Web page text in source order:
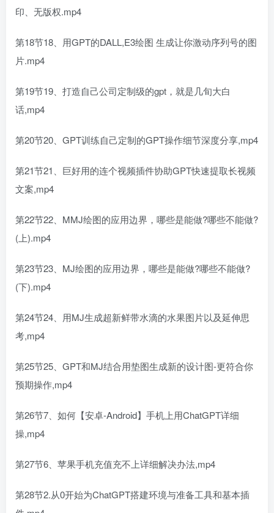
印、无版权.mp4
第18节18、用GPT的DALL,E3绘图 生成让你激动序列号的图
片.mp4
第19节19、打造自己公司定制级的gpt，就是几旬大白
话,mp4
第20节20、GPT训练自己定制的GPT操作细节深度分享,mp4
第21节21、巨好用的连个视频插件协助GPT快速提取长视频
文案,mp4
第22节22、MMJ绘图的应用边界，哪些是能做?哪些不能做?
(上).mp4
第23节23、MJ绘图的应用边界，哪些是能做?哪些不能做?
(下).mp4
第24节24、用MJ生成超新鲜带水滴的水果图片以及延伸思
考,mp4
第25节25、GPT和MJ结合用垫图生成新的设计图-更符合你
预期操作,mp4
第26节7、如何【安卓-Android】手机上用ChatGPT详细
操,mp4
第27节6、苹果手机充值充不上详细解决办法,mp4
第28节2.从0开始为ChatGPT搭建环境与准备工具和基本插